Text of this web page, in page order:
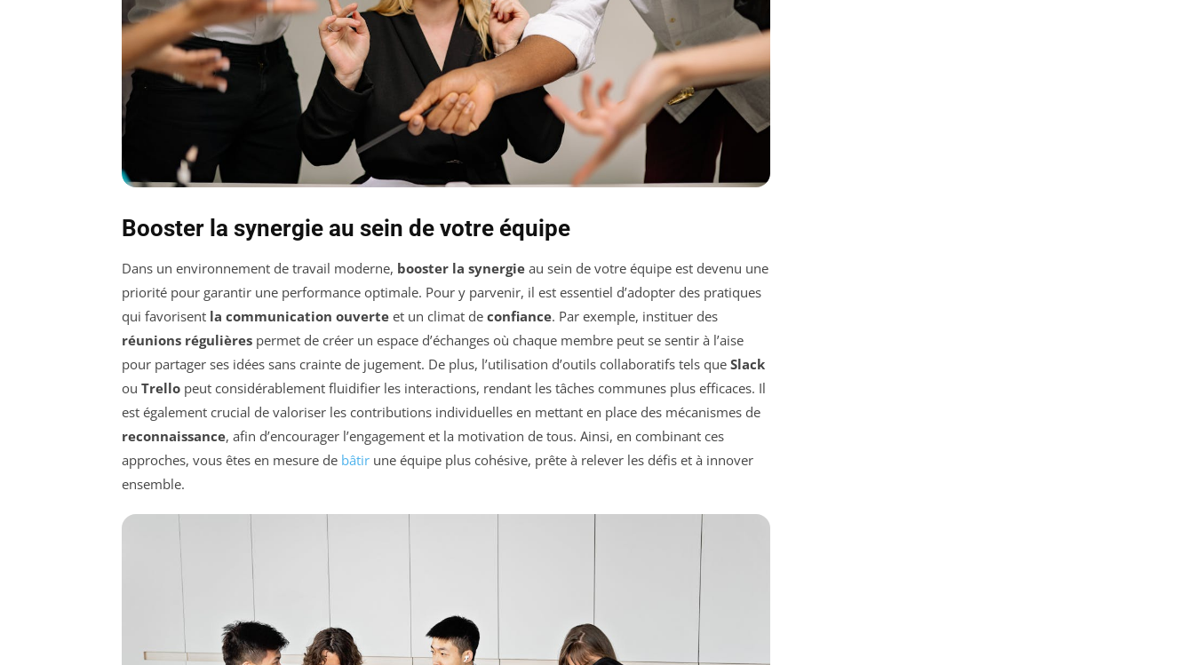
Booster la synergie au sein de votre équipe
Dans un environnement de travail moderne, booster la synergie au sein de votre équipe est devenu une
priorité pour garantir une performance optimale. Pour y parvenir, il est essentiel d’adopter des pratiques
qui favorisent la communication ouverte et un climat de confiance. Par exemple, instituer des
réunions régulières permet de créer un espace d’échanges où chaque membre peut se sentir à l’aise
pour partager ses idées sans crainte de jugement. De plus, l’utilisation d’outils collaboratifs tels que Slack
ou Trello peut considérablement fluidifier les interactions, rendant les tâches communes plus efficaces. Il
est également crucial de valoriser les contributions individuelles en mettant en place des mécanismes de
reconnaissance, afin d’encourager l’engagement et la motivation de tous. Ainsi, en combinant ces
approches, vous êtes en mesure de bâtir une équipe plus cohésive, prête à relever les défis et à innover
ensemble.